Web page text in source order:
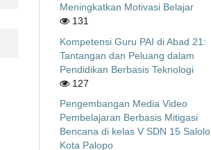
Meningkatkan Motivasi Belajar
131
Kompetensi Guru PAI di Abad 21:
Tantangan dan Peluang dalam
Pendidikan Berbasis Teknologi
127
Pengembangan Media Video
Pembelajaran Berbasis Mitigasi
Bencana di kelas V SDN 15 Salolo
Kota Palopo